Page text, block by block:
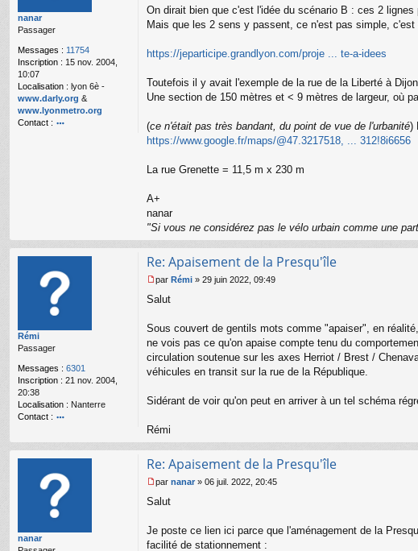
nanar
Passager
Messages : 11754
Inscription : 15 nov. 2004,
10:07
Localisation : lyon 6è -
www.darly.org &
www.lyonmetro.org
Contact :
s
g
n
n
u
On dirait bien que c'est l'idée du scénario B : ces 2 lignes
Mais que les 2 sens y passent, ce n'est pas simple, c'est
https://jeparticipe.grandlyon.com/proje ... te-a-idees
Toutefois il y avait l'exemple de la rue de la Liberté à
Une section de 150 mètres et < 9 mètres de largeur, où
(ce n'était pas très bandant, du point de vue de l'urbanité)
https://www.google.fr/maps/@47.3217518, ... 312!8i6656
La rue Grenette = 11,5 m x 230 m
A+
nanar
"Si vous ne considérez pas le vélo urbain comme une
Rémi
Passager
Messages : 6301
Inscription : 21 nov. 2004,
20:38
Localisation : Nanterre
Contact :
nt
r
R
é
m
Re: Apaisement de la Presqu'île
e
s
g
e
n
n
par Rémi » 29 juin 2022, 09:49
Salut
Sous couvert de gentils mots comme "apaiser", en
ne vois pas ce qu'on apaise compte tenu du
circulation soutenue sur les axes Herriot / Brest /
véhicules en transit sur la rue de la République.
Sidérant de voir qu'on peut en arriver à un tel schéma
Rémi
nanar
Re: Apaisement de la Presqu'île
e
s
par nanar » 06 juil. 2022, 20:45
Salut
Je poste ce lien ici parce que l'aménagement de la
facilité de stationnement :